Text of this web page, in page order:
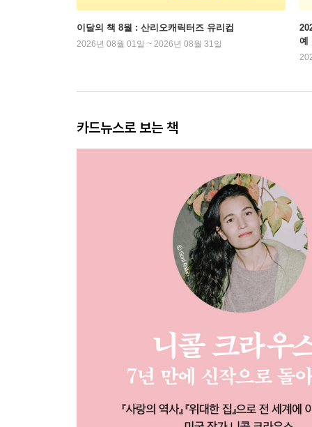
이달의 책 8월 : 산리오캐릭터즈 유리컵
2026년 08월 01일 ~ 2026년 08월 31일
예
카드뉴스로 보는 책